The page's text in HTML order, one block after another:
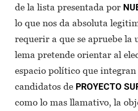
de la lista presentada por
lo que nos da absoluta
requerir a que se apruebe la
lema pretende orientar al
espacio político que
candidatos de PROYECTO
como lo mas llamativo, la